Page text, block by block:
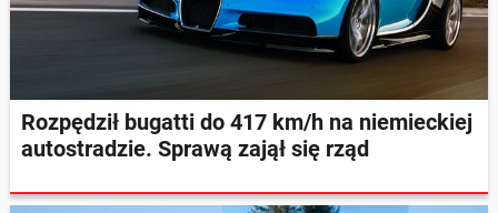
Rozpędził bugatti do 417 km/h na niemieckiej
autostradzie. Sprawą zajął się rząd